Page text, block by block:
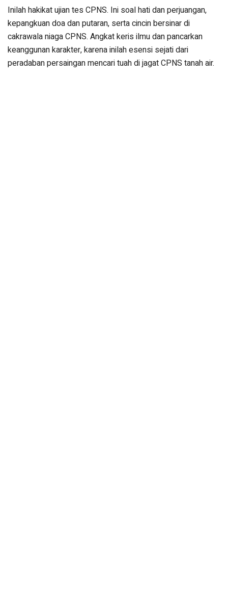
Inilah hakikat ujian tes CPNS. Ini soal hati dan perjuangan,
kepangkuan doa dan putaran, serta cincin bersinar di
cakrawala niaga CPNS. Angkat keris ilmu dan pancarkan
keanggunan karakter, karena inilah esensi sejati dari
peradaban persaingan mencari tuah di jagat CPNS tanah air.